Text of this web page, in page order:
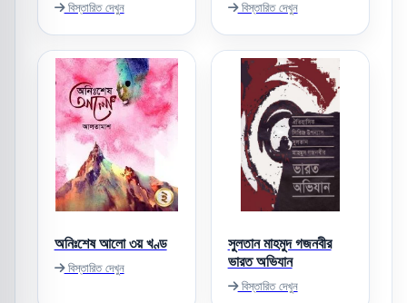
বিস্তারিত দেখুন বিস্তারিত দেখুন
অনিঃশেষ আলো ৩য় খণ্ড
বিস্তারিত দেখুন
সুলতান মাহমুদ গজনবীর
ভারত অভিযান
বিস্তারিত দেখুন